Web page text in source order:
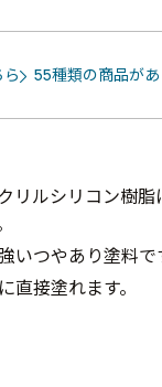
55種類の商品が
リルシリコン樹
いつやあり塗料で
直接塗れます。